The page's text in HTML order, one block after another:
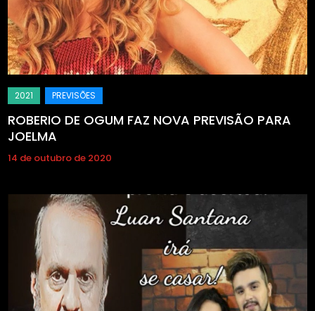
ROBERIO DE OGUM FAZ NOVA PREVISÃO PARA
JOELMA
14 de outubro de 2020